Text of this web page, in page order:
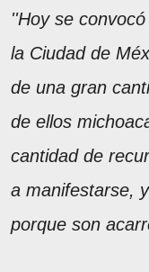
''Hoy se
la Ciudad de
de una gran
de ellos
cantidad de
a manifestarse,
porque son